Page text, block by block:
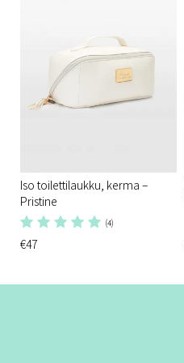
Iso toilettilaukku, kerma –
Pristine
(4)
€47